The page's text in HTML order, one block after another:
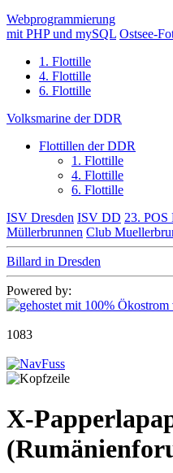
Webprogrammierung
mit PHP und mySQL Ostsee-
1. Flottille
4. Flottille
6. Flottille
Volksmarine der DDR
Flottillen der DDR
1. Flottille
4. Flottille
6. Flottille
ISV Dresden ISV DD 23. POS
Müllerbrunnen Club
Billard in Dresden
Powered by:
1083
X-